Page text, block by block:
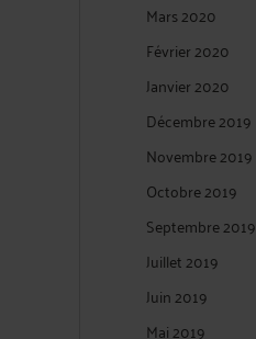
Mars 2020
Février 2020
Janvier 2020
Décembre 2019
Novembre 2019
Octobre 2019
Septembre 2019
Juillet 2019
Juin 2019
Mai 2019